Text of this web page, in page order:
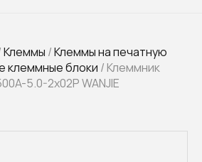
Клеммы /Клеммы на печатную
клеммные блоки / Клеммник
5.0-2x02P WANJIE